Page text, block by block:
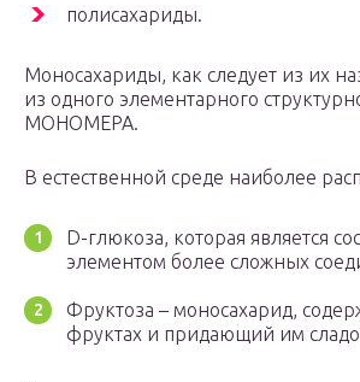
полисахариды.
Моносахариды, как следует из их
из одного элементарного
МОНОМЕРА.
В естественной среде наиболее
D-глюкоза, которая является
элементом более сложных
Фруктоза – моносахарид,
фруктах и придающий им